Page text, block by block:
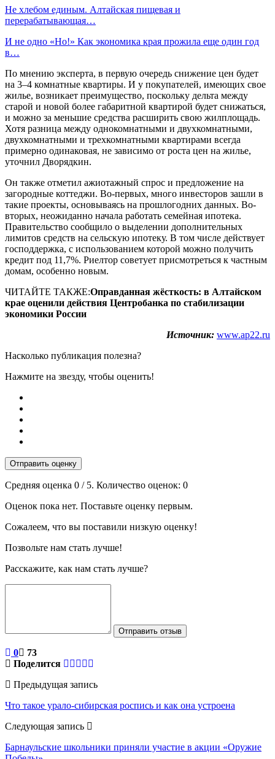
Не хлебом единым. Алтайская пищевая и
перерабатывающая…
И не одно «Но!» Как экономика края прожила еще один год
в…
По мнению эксперта, в первую очередь снижение цен будет
на 3–4 комнатные квартиры. И у покупателей, имеющих свое
жилье, возникает преимущество, поскольку дельта между
старой и новой более габаритной квартирой будет снижаться,
и можно за меньшие средства расширить свою жилплощадь.
Хотя разница между однокомнатными и двухкомнатными,
двухкомнатными и трехкомнатными квартирами всегда
примерно одинаковая, не зависимо от роста цен на жилье,
уточнил Дворядкин.
Он также отметил ажиотажный спрос и предложение на
загородные коттеджи. Во-первых, много инвесторов зашли в
такие проекты, основываясь на прошлогодних данных. Во-
вторых, неожиданно начала работать семейная ипотека.
Правительство сообщило о выделении дополнительных
лимитов средств на сельскую ипотеку. В том числе действует
господдержка, с использованием которой можно получить
кредит под 11,7%. Риелтор советует присмотреться к частным
домам, особенно новым.
ЧИТАЙТЕ ТАКЖЕ:Оправданная жёсткость: в Алтайском
крае оценили действия Центробанка по стабилизации
экономики России
Источник: www.ap22.ru
Насколько публикация полезна?
Нажмите на звезду, чтобы оценить!
Отправить оценку
Средняя оценка 0 / 5. Количество оценок: 0
Оценок пока нет. Поставьте оценку первым.
Сожалеем, что вы поставили низкую оценку!
Позвольте нам стать лучше!
Расскажите, как нам стать лучше?
Отправить отзыв
0
73
Поделится
Предыдущая запись
Что такое урало-сибирская роспись и как она устроена
Следующая запись
Барнаульские школьники приняли участие в акции «Оружие